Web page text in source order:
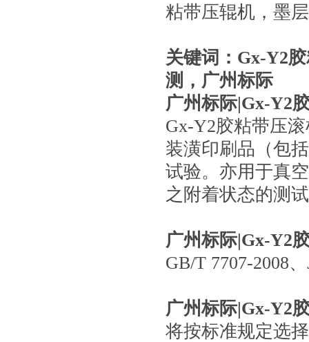
粘带压辊机，墨
关键词： Gx-Y2
测，广州标际
广州标际|Gx-Y2
Gx-Y2胶粘带压
装潢印刷品（包
试验。亦用于真
之附着状态的测
广州标际|Gx-Y2
GB/T 7707-2008
广州标际|Gx-Y2
将按标准规定选